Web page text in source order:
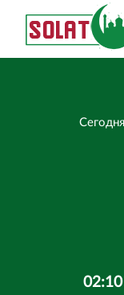
02:10